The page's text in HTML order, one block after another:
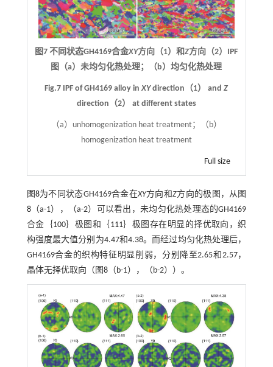
图7 不同状态GH4169合金XY方向（1）和Z方向（2）IPF
图（a）未均匀化热处理；（b）均匀化热处理
Fig.7 IPF of GH4169 alloy inXYdirection（1） andZ
direction（2） at different states
（a）unhomogenization heat treatment；（b）
homogenization heat treatment
Full size
图8为不同状态GH4169合金在XY方向和Z方向的极图，从图
8（a-1），（a-2）可以看出，未均匀化热处理态的GH4169
合金｛100｝极图和｛111｝极图存在明显的择优取向，织
构强度最大值分别为4.47和4.38。而经过均匀化热处理后，
GH4169合金的织构特征明显削弱，分别降至2.65和2.57，
晶体无择优取向（图8（b-1），（b-2））。